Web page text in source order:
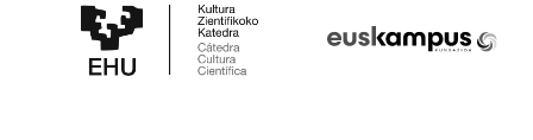
Cultura
Científica